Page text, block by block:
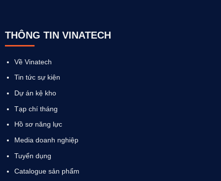
THÔNG TIN VINATECH
Về Vinatech
Tin tức sự kiện
Dự án kệ kho
Tạp chí tháng
Hồ sơ năng lực
Media doanh nghiệp
Tuyển dụng
Catalogue sản phẩm